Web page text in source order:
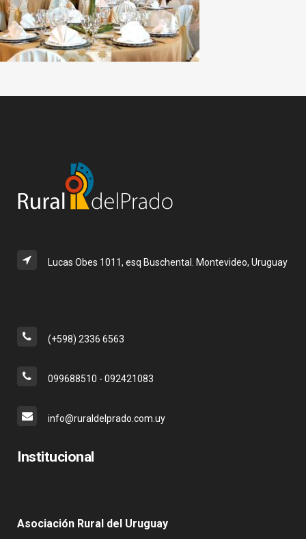
Lucas Obes 1011, esq Buschental. Montevideo, Uruguay
(+598) 2336 6563
099688510 - 092421083
info@ruraldelprado.com.uy
Institucional
Asociación Rural del Uruguay